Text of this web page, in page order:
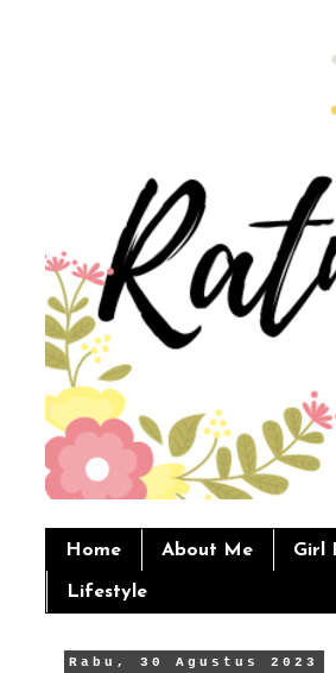
Home About Me Girl
Lifestyle
Rabu, 30 Agustus 2023